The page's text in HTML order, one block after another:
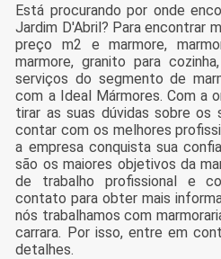
Está procurando por onde
Jardim D'Abril? Para encontrar
preço m2 e marmore,
marmore, granito para
serviços do segmento de
com a Ideal Mármores. Com a
tirar as suas dúvidas sobre os
contar com os melhores
a empresa conquista sua
são os maiores objetivos da
de trabalho profissional e
contato para obter mais
nós trabalhamos com
carrara. Por isso, entre em
detalhes.